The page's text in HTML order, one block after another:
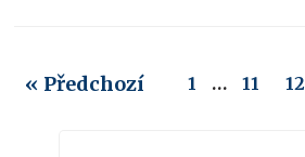
« Předchozí 1 … 11 12